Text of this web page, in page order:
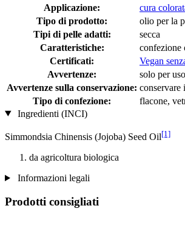
Applicazione:
cura
Tipo di prodotto:
olio per la
Tipi di pelle adatti:
secca
Caratteristiche:
confezione
Certificati:
Vegan
Avvertenze:
solo per
Avvertenze sulla conservazione: conservare
Tipo di confezione:
flacone,
Ingredienti (INCI)
Simmondsia Chinensis (Jojoba) Seed Oil[1]
da agricoltura biologica
Informazioni legali
Prodotti consigliati